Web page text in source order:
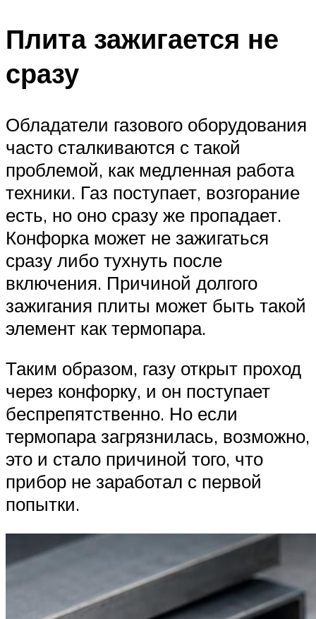
Плита зажигается не
сразу
Обладатели газового оборудования
часто сталкиваются с такой
проблемой, как медленная работа
техники. Газ поступает, возгорание
есть, но оно сразу же пропадает.
Конфорка может не зажигаться
сразу либо тухнуть после
включения. Причиной долгого
зажигания плиты может быть такой
элемент как термопара.
Таким образом, газу открыт проход
через конфорку, и он поступает
беспрепятственно. Но если
термопара загрязнилась, возможно,
это и стало причиной того, что
прибор не заработал с первой
попытки.